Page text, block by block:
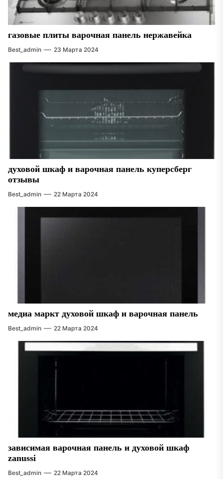
газовые плиты варочная панель нержавейка
Best_admin 23 Марта 2024
духовой шкаф и варочная панель куперсберг
отзывы
Best_admin 22 Марта 2024
медиа маркт духовой шкаф и варочная панель
Best_admin 22 Марта 2024
зависимая варочная панель и духовой шкаф
zanussi
Best_admin
22 Марта 2024